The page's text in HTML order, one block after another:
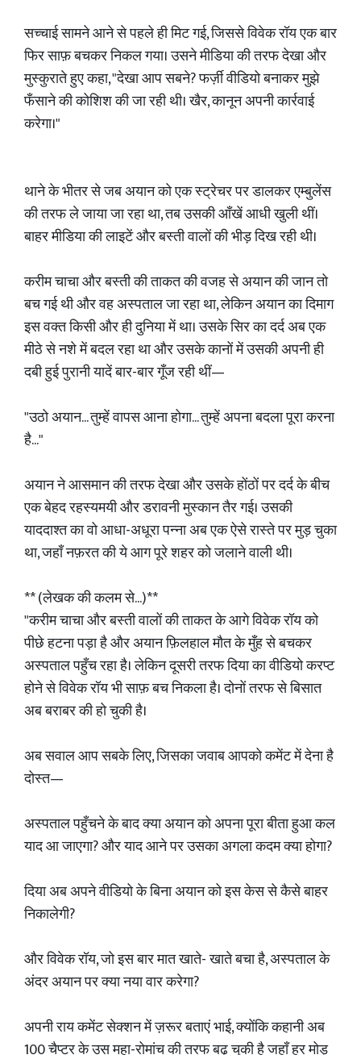
सच्चाई सामने आने से पहले ही मिट गई, जिससे विवेक रॉय एक बार
फिर साफ़ बचकर निकल गया। उसने मीडिया की तरफ देखा और
मुस्कुराते हुए कहा, "देखा आप सबने? फर्ज़ी वीडियो बनाकर मुझे
फँसाने की कोशिश की जा रही थी। खैर, कानून अपनी कार्रवाई
करेगा।"
थाने के भीतर से जब अयान को एक स्ट्रेचर पर डालकर एम्बुलेंस
की तरफ ले जाया जा रहा था, तब उसकी आँखें आधी खुली थीं।
बाहर मीडिया की लाइटें और बस्ती वालों की भीड़ दिख रही थी।
करीम चाचा और बस्ती की ताकत की वजह से अयान की जान तो
बच गई थी और वह अस्पताल जा रहा था, लेकिन अयान का दिमाग
इस वक्त किसी और ही दुनिया में था। उसके सिर का दर्द अब एक
मीठे से नशे में बदल रहा था और उसके कानों में उसकी अपनी ही
दबी हुई पुरानी यादें बार-बार गूँज रही थीं—
"उठो अयान... तुम्हें वापस आना होगा... तुम्हें अपना बदला पूरा करना
है..."
अयान ने आसमान की तरफ देखा और उसके होंठों पर दर्द के बीच
एक बेहद रहस्यमयी और डरावनी मुस्कान तैर गई। उसकी
याददाश्त का वो आधा-अधूरा पन्ना अब एक ऐसे रास्ते पर मुड़ चुका
था, जहाँ नफ़रत की ये आग पूरे शहर को जलाने वाली थी।
** (लेखक की कलम से...)**
"करीम चाचा और बस्ती वालों की ताकत के आगे विवेक रॉय को
पीछे हटना पड़ा है और अयान फ़िलहाल मौत के मुँह से बचकर
अस्पताल पहुँच रहा है। लेकिन दूसरी तरफ दिया का वीडियो करप्ट
होने से विवेक रॉय भी साफ़ बच निकला है। दोनों तरफ से बिसात
अब बराबर की हो चुकी है।
अब सवाल आप सबके लिए, जिसका जवाब आपको कमेंट में देना है
दोस्त—
अस्पताल पहुँचने के बाद क्या अयान को अपना पूरा बीता हुआ कल
याद आ जाएगा? और याद आने पर उसका अगला कदम क्या होगा?
दिया अब अपने वीडियो के बिना अयान को इस केस से कैसे बाहर
निकालेगी?
और विवेक रॉय, जो इस बार मात खाते- खाते बचा है, अस्पताल के
अंदर अयान पर क्या नया वार करेगा?
अपनी राय कमेंट सेक्शन में ज़रूर बताएं भाई, क्योंकि कहानी अब
100 चैप्टर के उस महा-रोमांच की तरफ बढ़ चुकी है जहाँ हर मोड़